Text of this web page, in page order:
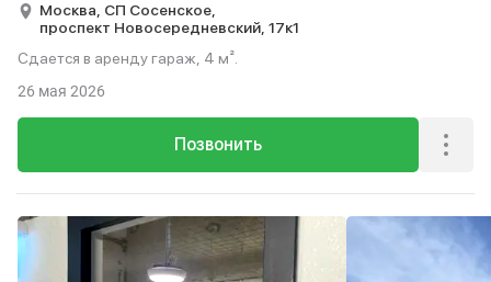
Москва, СП Сосенское,
проспект Новосередневский, 17к1
Сдается в аренду гараж, 4 м².
Позвонить
26 мая 2026